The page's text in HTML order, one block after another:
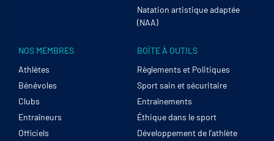
Natation artistique adaptée
(NAA)
NOS MEMBRES
Athlètes
Bénévoles
Clubs
Entraîneurs
Officiels
BOÎTE À OUTILS
Règlements et Politiques
Sport sain et sécuritaire
Entraînements
Éthique dans le sport
Développement de l’athlète